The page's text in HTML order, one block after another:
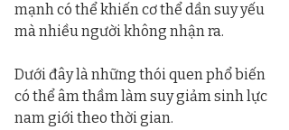
mạnh có thể khiến cơ thể dần suy yếu
mà nhiều người không nhận ra.
Dưới đây là những thói quen phổ biến
có thể âm thầm làm suy giảm sinh lực
nam giới theo thời gian.